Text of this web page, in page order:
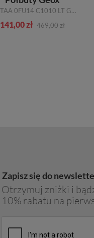
D25TAA 0FU14 C1010 LT GREY
141,00 zł 469,00 zł
Zapisz się do
Otrzymuj zniżki i
10% rabatu na